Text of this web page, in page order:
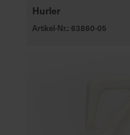
Hurler
Artikel-Nr.: 63860-05